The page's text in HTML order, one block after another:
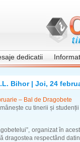
dedicatii
Bihor | Joi, 24
– Bal de Dragobete
cu tinerii și
organizat în
dragostea respectând